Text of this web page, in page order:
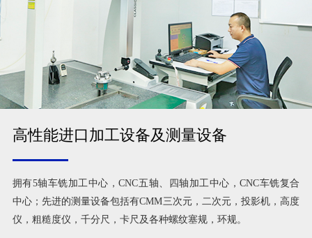
高性能进口加工设备及测量设备
拥有5轴车铣加工中心，CNC五轴、四轴加工中心，CNC车铣复合
中心；先进的测量设备包括有CMM三次元，二次元，投影机，高度
仪，粗糙度仪，千分尺，卡尺及各种螺纹塞规，环规。